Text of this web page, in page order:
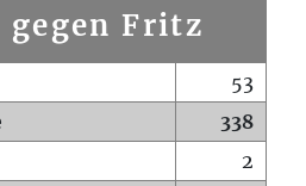
gegen Fritz
53
338
2